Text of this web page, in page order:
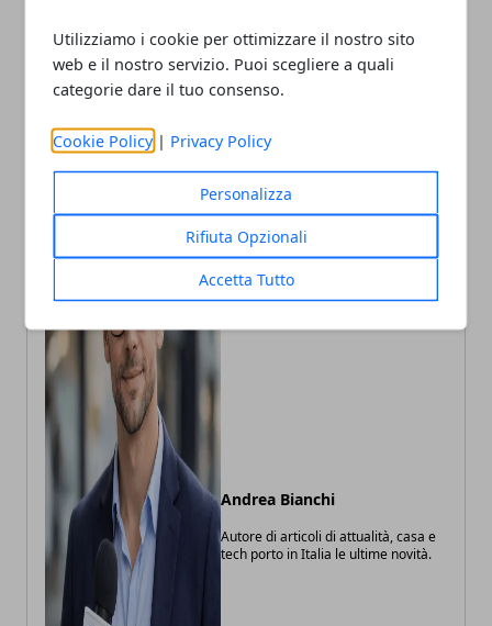
Utilizziamo i cookie per ottimizzare il nostro sito
web e il nostro servizio. Puoi scegliere a quali
categorie dare il tuo consenso.
Cookie Policy | Privacy Policy
Personalizza
Rifiuta Opzionali
Accetta Tutto
adesiva “made in Bologna”
Andrea Bianchi
Autore di articoli di attualità, casa e
tech porto in Italia le ultime novità.